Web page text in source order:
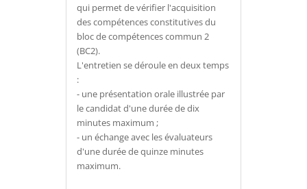
qui permet de vérifier l'acquisition
des compétences constitutives du
bloc de compétences commun 2
(BC2).
L'entretien se déroule en deux temps
:
- une présentation orale illustrée par
le candidat d'une durée de dix
minutes maximum ;
- un échange avec les évaluateurs
d'une durée de quinze minutes
maximum.